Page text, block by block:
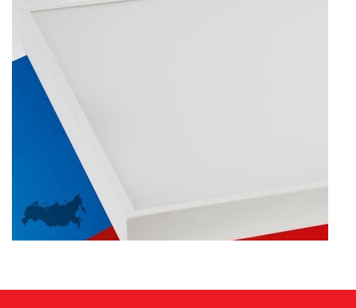
СЕТЕВЫЕ ФИЛЬТРЫ, СИЛОВЫЕ
РАЗЪЕМЫ И УДЛИНИТЕЛИ,
ТРОЙНИКИ И КОЛОДКИ, ВИЛКИ